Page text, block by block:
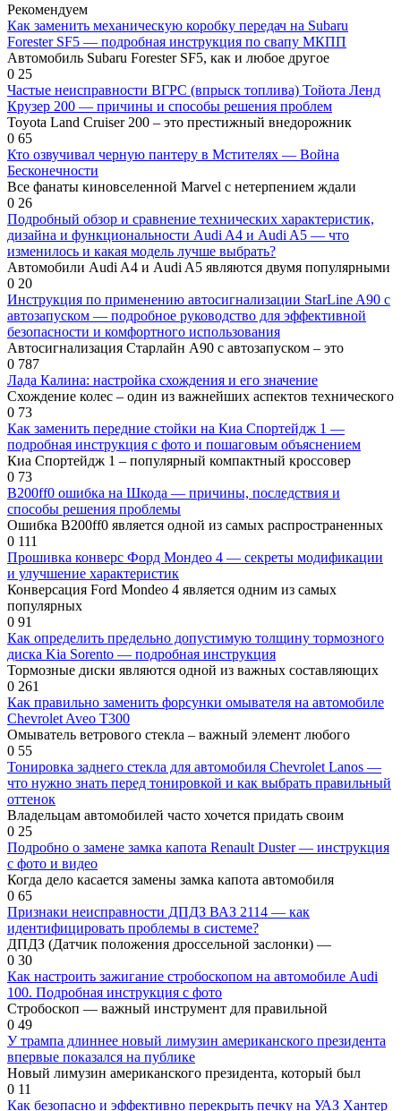
Рекомендуем
Как заменить механическую коробку передач на Subaru
Forester SF5 — подробная инструкция по свапу МКПП
Автомобиль Subaru Forester SF5, как и любое другое
0 25
Частые неисправности ВГРС (впрыск топлива) Тойота Ленд
Крузер 200 — причины и способы решения проблем
Toyota Land Cruiser 200 – это престижный внедорожник
0 65
Кто озвучивал черную пантеру в Мстителях — Война
Бесконечности
Все фанаты киновселенной Marvel с нетерпением ждали
0 26
Подробный обзор и сравнение технических характеристик,
дизайна и функциональности Audi A4 и Audi A5 — что
изменилось и какая модель лучше выбрать?
Автомобили Audi A4 и Audi A5 являются двумя популярными
0 20
Инструкция по применению автосигнализации StarLine A90 с
автозапуском — подробное руководство для эффективной
безопасности и комфортного использования
Автосигнализация Старлайн А90 с автозапуском – это
0 787
Лада Калина: настройка схождения и его значение
Схождение колес – один из важнейших аспектов технического
0 73
Как заменить передние стойки на Киа Спортейдж 1 —
подробная инструкция с фото и пошаговым объяснением
Киа Спортейдж 1 – популярный компактный кроссовер
0 73
B200ff0 ошибка на Шкода — причины, последствия и
способы решения проблемы
Ошибка B200ff0 является одной из самых распространенных
0 111
Прошивка конверс Форд Мондео 4 — секреты модификации
и улучшение характеристик
Конверсация Ford Mondeo 4 является одним из самых
популярных
0 91
Как определить предельно допустимую толщину тормозного
диска Kia Sorento — подробная инструкция
Тормозные диски являются одной из важных составляющих
0 261
Как правильно заменить форсунки омывателя на автомобиле
Chevrolet Aveo T300
Омыватель ветрового стекла – важный элемент любого
0 55
Тонировка заднего стекла для автомобиля Chevrolet Lanos —
что нужно знать перед тонировкой и как выбрать правильный
оттенок
Владельцам автомобилей часто хочется придать своим
0 25
Подробно о замене замка капота Renault Duster — инструкция
с фото и видео
Когда дело касается замены замка капота автомобиля
0 65
Признаки неисправности ДПДЗ ВАЗ 2114 — как
идентифицировать проблемы в системе?
ДПДЗ (Датчик положения дроссельной заслонки) —
0 30
Как настроить зажигание стробоскопом на автомобиле Audi
100. Подробная инструкция с фото
Стробоскоп — важный инструмент для правильной
0 49
У трампа длиннее новый лимузин американского президента
впервые показался на публике
Новый лимузин американского президента, который был
0 11
Как безопасно и эффективно перекрыть печку на УАЗ Хантер